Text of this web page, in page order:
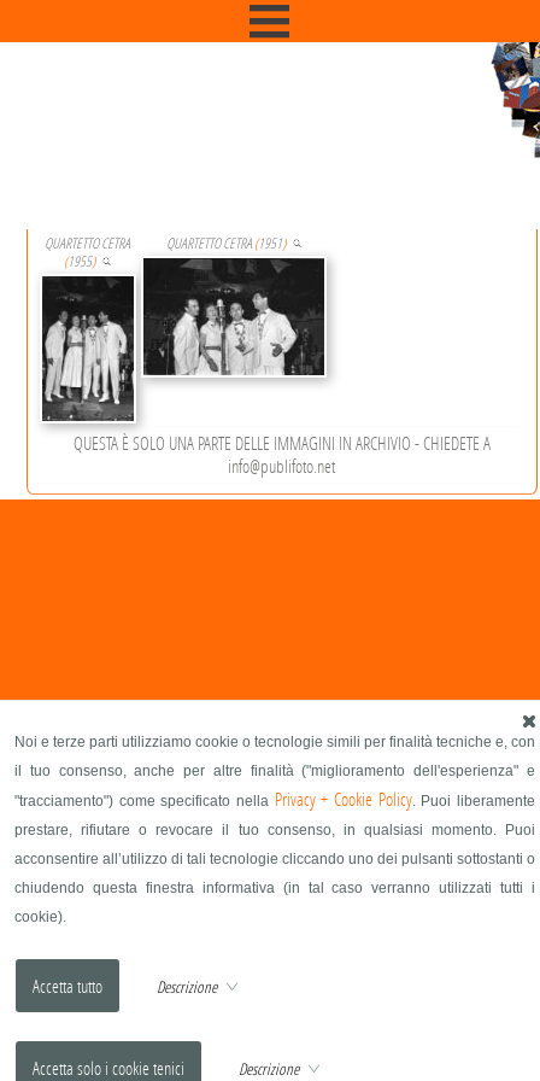
Noi e terze parti utilizziamo cookie o tecnologie simili per finalità tecniche e, con
il tuo consenso, anche per altre finalità ("miglioramento dell'esperienza" e
"tracciamento") come specificato nella Privacy + Cookie Policy. Puoi liberamente
prestare, rifiutare o revocare il tuo consenso, in qualsiasi momento. Puoi
acconsentire all’utilizzo di tali tecnologie cliccando uno dei pulsanti sottostanti o
chiudendo questa finestra informativa (in tal caso verranno utilizzati tutti i
cookie).
Descrizione
Descrizione
QUARTETTO CETRA
(1955)
QUARTETTO CETRA(1951)
QUESTA È SOLO UNA PARTE DELLE IMMAGINI IN ARCHIVIO - CHIEDETE A
info@publifoto.net